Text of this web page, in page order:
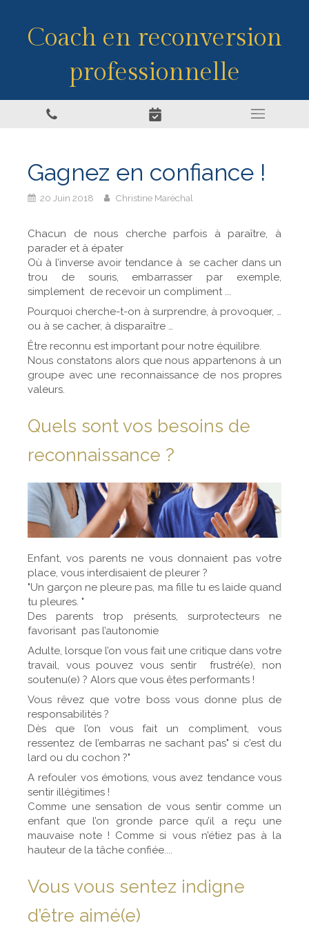
Coach en reconversion
professionnelle
Gagnez en confiance !
20 Juin 2018 Christine Maréchal
Chacun de nous cherche parfois à paraître, à
parader et à épater
Où à l’inverse avoir tendance à se cacher dans un
trou de souris, embarrasser par exemple,
simplement de recevoir un compliment ...
Pourquoi cherche-t-on à surprendre, à provoquer, …
ou à se cacher, à disparaître …
Être reconnu est important pour notre équilibre.
Nous constatons alors que nous appartenons à un
groupe avec une reconnaissance de nos propres
valeurs.
Quels sont vos besoins de
reconnaissance ?
Enfant, vos parents ne vous donnaient pas votre
place, vous interdisaient de pleurer ?
"Un garçon ne pleure pas, ma fille tu es laide quand
tu pleures. "
Des parents trop présents, surprotecteurs ne
favorisant pas l’autonomie
Adulte, lorsque l’on vous fait une critique dans votre
travail, vous pouvez vous sentir frustré(e), non
soutenu(e) ? Alors que vous êtes performants !
Vous rêvez que votre boss vous donne plus de
responsabilités ?
Dès que l’on vous fait un compliment, vous
ressentez de l’embarras ne sachant pas" si c’est du
lard ou du cochon ?"
A refouler vos émotions, vous avez tendance vous
sentir illégitimes !
Comme une sensation de vous sentir comme un
enfant que l’on gronde parce qu’il a reçu une
mauvaise note ! Comme si vous n’étiez pas à la
hauteur de la tâche confiée....
Vous vous sentez indigne
d’être aimé(e)